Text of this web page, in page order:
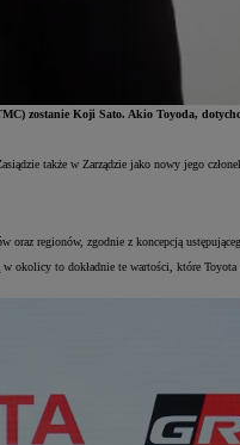
zostanie Koji Sato. Akio Toyoda,
także w Zarządzie jako nowy jego
regionów, zgodnie z koncepcją
to dokładnie te wartości, które